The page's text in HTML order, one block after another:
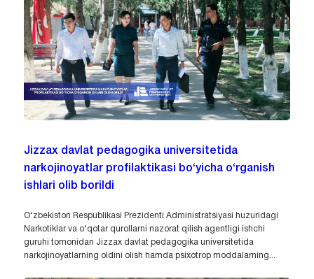
Jizzax davlat pedagogika universitetida
narkojinoyatlar profilaktikasi bo‘yicha o‘rganish
ishlari olib borildi
O‘zbekiston Respublikasi Prezidenti Administratsiyasi huzuridagi
Narkotiklar va o‘qotar qurollarni nazorat qilish agentligi ishchi
guruhi tomonidan Jizzax davlat pedagogika universitetida
narkojinoyatlarning oldini olish hamda psixotrop moddalarning...